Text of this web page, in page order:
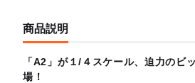
商品説明
「A2」が１/４スケール、迫力のビ
場！